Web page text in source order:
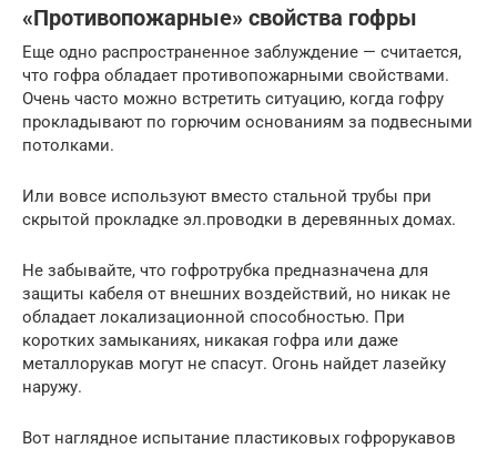
«Противопожарные» свойства гофры
Еще одно распространенное заблуждение — считается,
что гофра обладает противопожарными свойствами.
Очень часто можно встретить ситуацию, когда гофру
прокладывают по горючим основаниям за подвесными
потолками.
Или вовсе используют вместо стальной трубы при
скрытой прокладке эл.проводки в деревянных домах.
Не забывайте, что гофротрубка предназначена для
защиты кабеля от внешних воздействий, но никак не
обладает локализационной способностью. При
коротких замыканиях, никакая гофра или даже
металлорукав могут не спасут. Огонь найдет лазейку
наружу.
Вот наглядное испытание пластиковых гофрорукавов